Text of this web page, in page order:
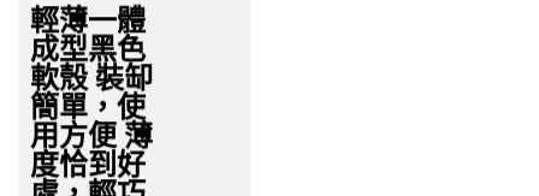
輕薄一體
成型黑色
軟殼 裝缷
簡單，使
用方便 薄
度恰到好